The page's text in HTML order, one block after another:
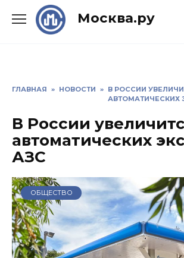
Москва.ру
ГЛАВНАЯ » НОВОСТИ » В РОССИИ
АВТОМАТИЧЕСКИХ
В России
автоматических
АЗС
ОБЩЕСТВО